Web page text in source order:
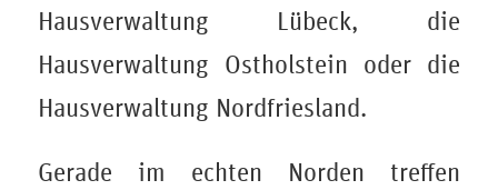
Hausverwaltung Lübeck, die
Hausverwaltung Ostholstein oder die
Hausverwaltung Nordfriesland.
Gerade im echten Norden treffen